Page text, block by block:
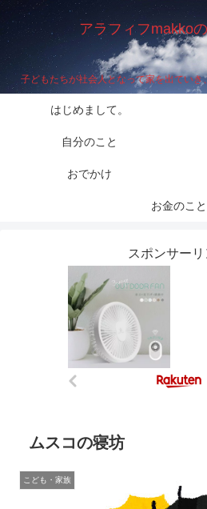
アラフィフmakko
子どもたちが社会人となって家を出ていき
はじめまして。
自分のこと
おでかけ
お金のこと
スポンサーリ
ムスコの寝坊
こども・家族